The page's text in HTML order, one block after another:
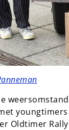
Oldtimer